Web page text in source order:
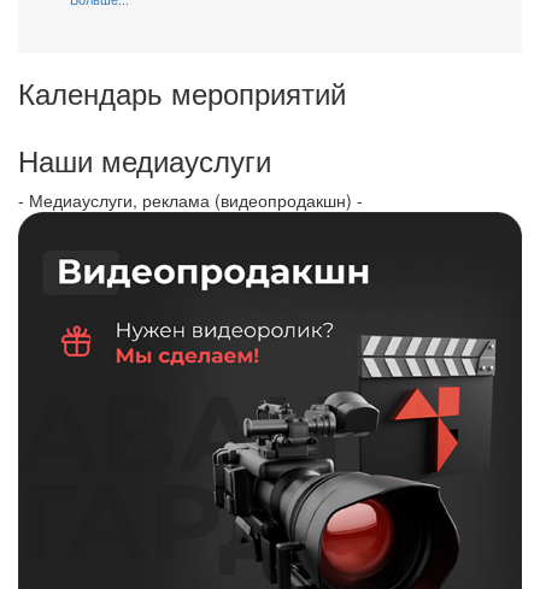
Календарь мероприятий
Наши медиауслуги
- Медиауслуги, реклама (видеопродакшн) -